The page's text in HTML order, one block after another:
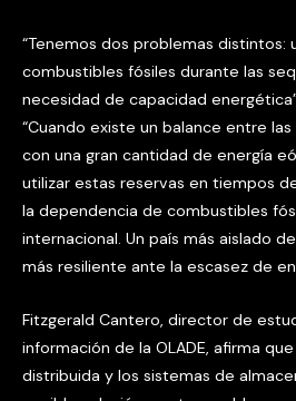
“Tenemos dos problemas distintos:
combustibles fósiles durante las
necesidad de capacidad
“Cuando existe un balance entre
con una gran cantidad de energía
utilizar estas reservas en tiempos
la dependencia de combustibles
internacional. Un país más aislado
más resiliente ante la escasez de
Fitzgerald Cantero, director de
información de la OLADE, afirma
distribuida y los sistemas de